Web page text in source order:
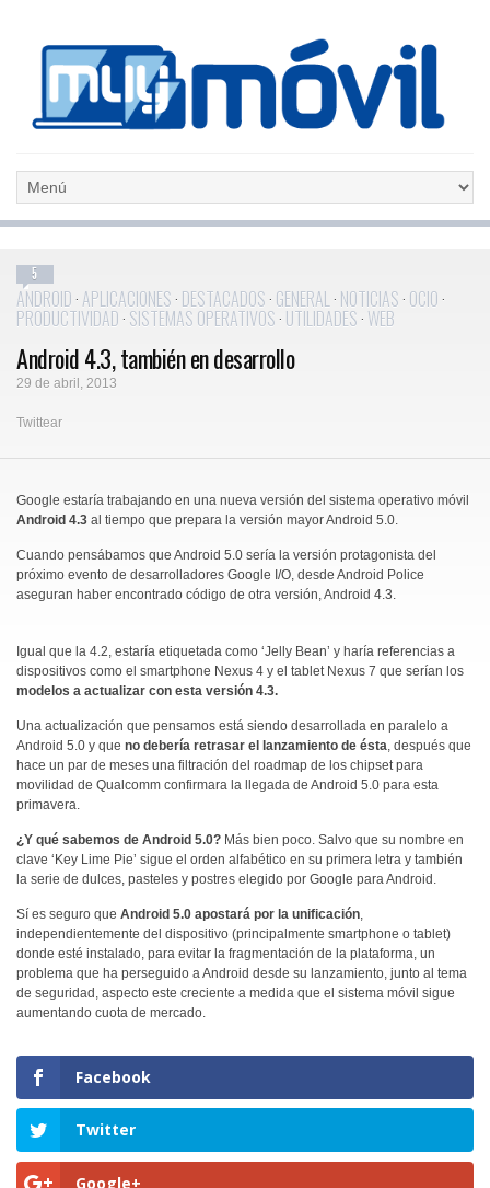
5
ANDROID· APLICACIONES· DESTACADOS· GENERAL· NOTICIAS· OCIO·
PRODUCTIVIDAD· SISTEMAS OPERATIVOS· UTILIDADES· WEB
Android 4.3, también en desarrollo
29 de abril, 2013
Twittear
Google estaría trabajando en una nueva versión del sistema operativo móvil
Android 4.3 al tiempo que prepara la versión mayor Android 5.0.
Cuando pensábamos que Android 5.0 sería la versión protagonista del
próximo evento de desarrolladores Google I/O, desde Android Police
aseguran haber encontrado código de otra versión, Android 4.3.
Igual que la 4.2, estaría etiquetada como ‘Jelly Bean’ y haría referencias a
dispositivos como el smartphone Nexus 4 y el tablet Nexus 7 que serían los
modelos a actualizar con esta versión 4.3.
Una actualización que pensamos está siendo desarrollada en paralelo a
Android 5.0 y que no debería retrasar el lanzamiento de ésta, después que
hace un par de meses una filtración del roadmap de los chipset para
movilidad de Qualcomm confirmara la llegada de Android 5.0 para esta
primavera.
¿Y qué sabemos de Android 5.0? Más bien poco. Salvo que su nombre en
clave ‘Key Lime Pie’ sigue el orden alfabético en su primera letra y también
la serie de dulces, pasteles y postres elegido por Google para Android.
Sí es seguro que Android 5.0 apostará por la unificación,
independientemente del dispositivo (principalmente smartphone o tablet)
donde esté instalado, para evitar la fragmentación de la plataforma, un
problema que ha perseguido a Android desde su lanzamiento, junto al tema
de seguridad, aspecto este creciente a medida que el sistema móvil sigue
aumentando cuota de mercado.
Facebook
Twitter
Google+